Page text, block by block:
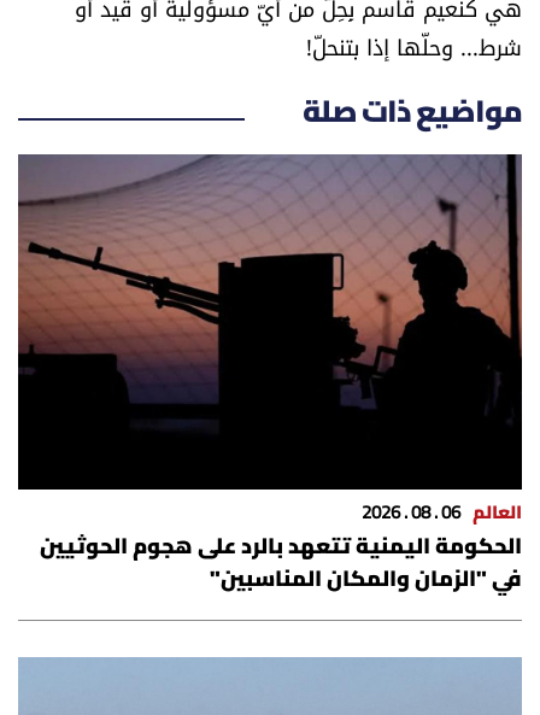
شرط... وحلّها إذا بتنحلّ!
مواضيع ذات صلة
العالم 06 . 08 . 2026
الحكومة اليمنية تتعهد بالرد على هجوم الحوثيين
في "الزمان والمكان المناسبين"